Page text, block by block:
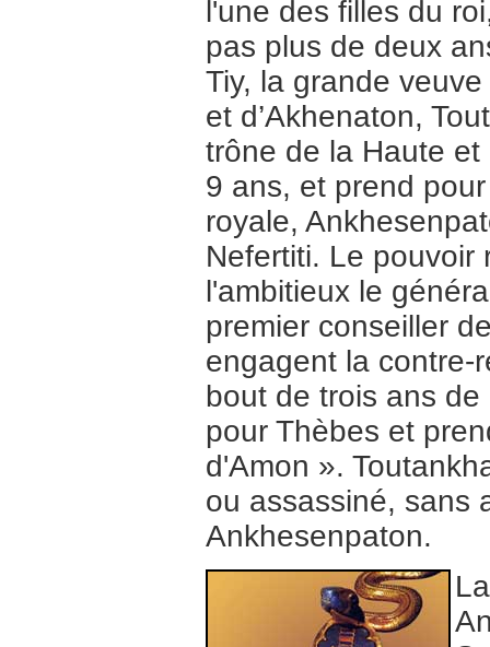
l'une des filles du
pas plus de deux
Tiy, la grande
et d’Akhenaton,
trône de la Haute
9 ans, et prend
royale,
Nefertiti. Le pouvoir
l'ambitieux le
premier conseiller
engagent la contre-
bout de trois ans
pour Thèbes et
d'Amon ».
ou assassiné, sans
Ankhesenpaton.